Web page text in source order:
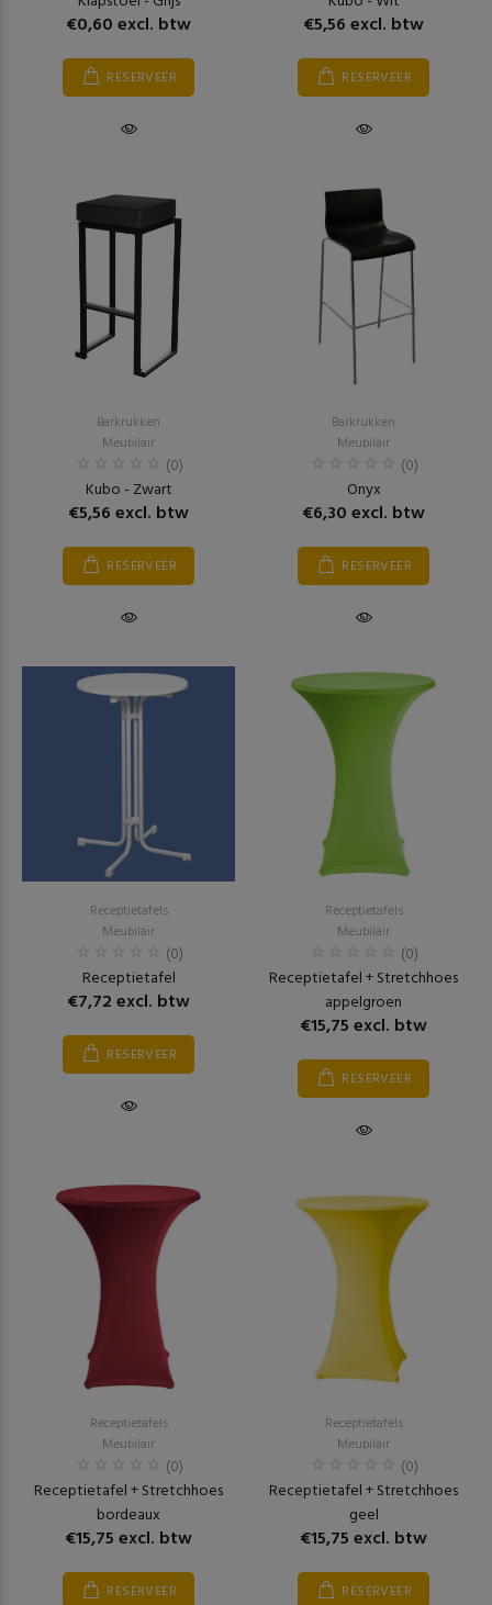
€0,60 excl. btw
RESERVEER
€5,56 excl. btw
RESERVEER
Barkrukken
Meubilair
(0)
Kubo - Zwart
€5,56 excl. btw
RESERVEER
Barkrukken
Meubilair
(0)
Onyx
€6,30 excl. btw
RESERVEER
Receptietafels
Meubilair
(0)
Receptietafel
€7,72 excl. btw
RESERVEER
Receptietafels
Meubilair
(0)
Receptietafel + Stretchhoes
appelgroen
€15,75 excl. btw
RESERVEER
Receptietafels
Meubilair
(0)
Receptietafel + Stretchhoes
bordeaux
€15,75 excl. btw
RESERVEER
Receptietafels
Meubilair
(0)
Receptietafel + Stretchhoes
geel
€15,75 excl. btw
RESERVEER